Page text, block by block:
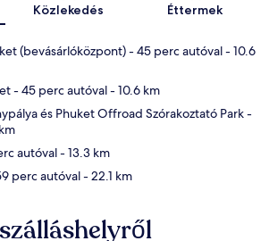
Közlekedés Éttermek
(bevásárlóközpont)- 45 perc autóval- 10.6
- 45 perc autóval- 10.6 km
és Phuket Offroad Szórakoztató Park-
autóval- 13.3 km
perc autóval- 22.1 km